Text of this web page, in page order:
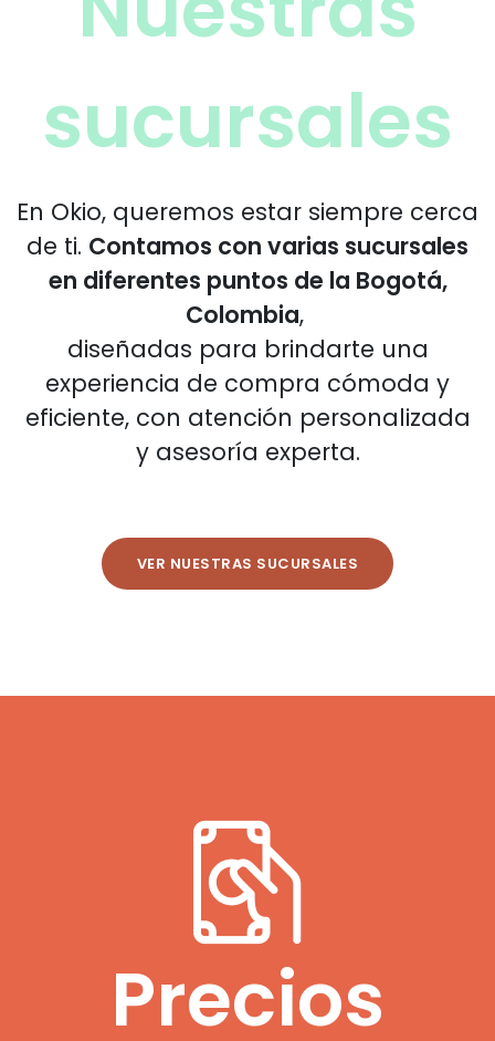
sucursales
En Okio, queremos estar siempre cerca
de ti. Contamos con varias sucursales
en diferentes puntos de la Bogotá,
Colombia,
diseñadas para brindarte una
experiencia de compra cómoda y
eficiente, con atención personalizada
y asesoría experta.
VER NUESTRAS SUCURSALES
Precios